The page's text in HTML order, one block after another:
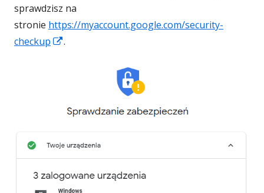
sprawdzisz na
stronie https://myaccount.google.com/security-
checkup
Strona
nowym
.